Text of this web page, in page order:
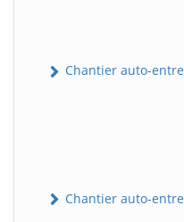
Chantier auto-
Chantier auto-